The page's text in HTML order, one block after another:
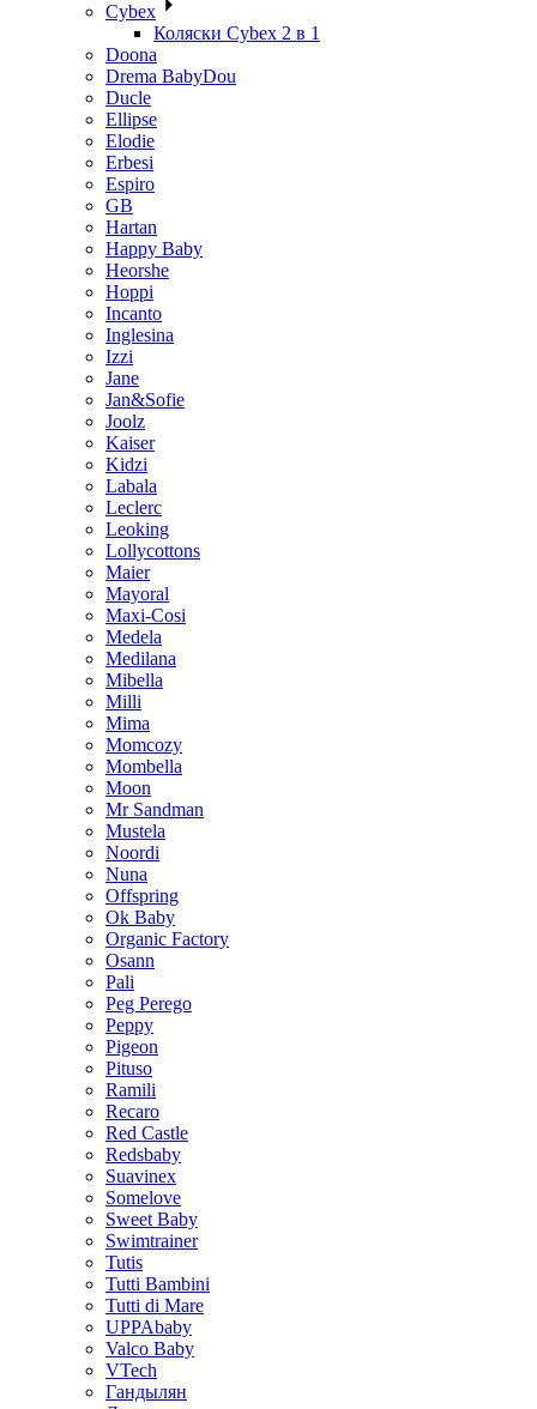
Cybex
Коляски Cybex 2 в 1
Doona
Drema BabyDou
Ducle
Ellipse
Elodie
Erbesi
Espiro
GB
Hartan
Happy Baby
Heorshe
Hoppi
Incanto
Inglesina
Izzi
Jane
Jan&Sofie
Joolz
Kaiser
Kidzi
Labala
Leclerc
Leoking
Lollycottons
Maier
Mayoral
Maxi-Cosi
Medela
Medilana
Mibella
Milli
Mima
Momcozy
Mombella
Moon
Mr Sandman
Mustela
Noordi
Nuna
Offspring
Ok Baby
Organic Factory
Osann
Pali
Peg Perego
Peppy
Pigeon
Pituso
Ramili
Recaro
Red Castle
Redsbaby
Suavinex
Somelove
Sweet Baby
Swimtrainer
Tutis
Tutti Bambini
Tutti di Mare
UPPAbaby
Valco Baby
VTech
Гандылян